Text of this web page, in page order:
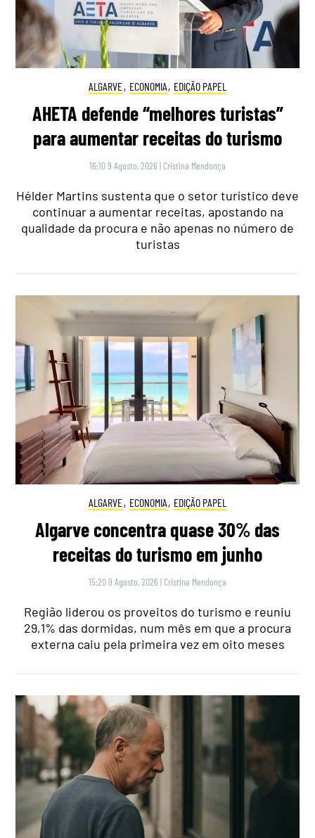
ALGARVE, ECONOMIA, EDIÇÃO PAPEL
AHETA defende “melhores turistas”
para aumentar receitas do turismo
16:10 9 Agosto, 2026 | Cristina Mendonça
Hélder Martins sustenta que o setor turístico deve
continuar a aumentar receitas, apostando na
qualidade da procura e não apenas no número de
turistas
ALGARVE, ECONOMIA, EDIÇÃO PAPEL
Algarve concentra quase 30% das
receitas do turismo em junho
15:20 9 Agosto, 2026 | Cristina Mendonça
Região liderou os proveitos do turismo e reuniu
29,1% das dormidas, num mês em que a procura
externa caiu pela primeira vez em oito meses